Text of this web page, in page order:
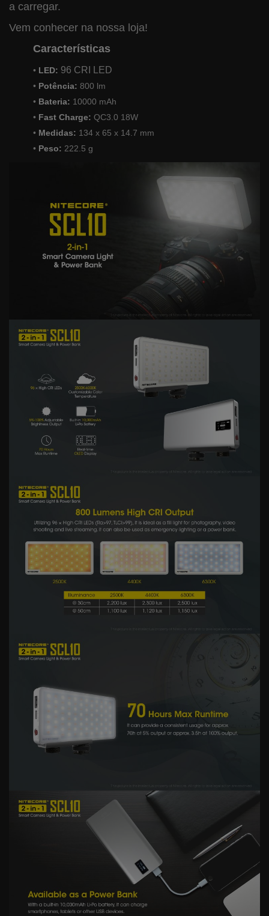
a carregar.
Vem conhecer na nossa loja!
Características
• LED: 96 CRI LED
• Potência: 800 lm
• Bateria: 10000 mAh
• Fast Charge: QC3.0 18W
• Medidas: 134 x 65 x 14.7 mm
• Peso: 222.5 g